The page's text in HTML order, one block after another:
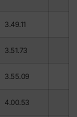
3.49.11
3.51.73
3.55.09
4.00.53